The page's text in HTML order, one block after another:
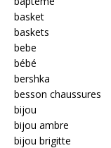
basket
baskets
bebe
bébé
bershka
besson chaussures
bijou
bijou ambre
bijou brigitte